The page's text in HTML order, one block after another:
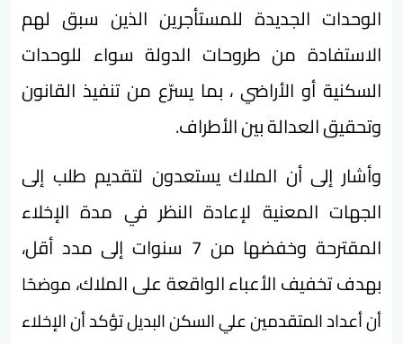
الوحدات الجديدة للمستأجرين الذين سبق لهم
الاستفادة من طروحات الدولة سواء للوحدات
السكنية أو الأراضي ، بما يسرّع من تنفيذ القانون
وتحقيق العدالة بين الأطراف.
وأشار إلى أن الملاك يستعدون لتقديم طلب إلى
الجهات المعنية لإعادة النظر في مدة الإخلاء
المقترحة وخفضها من 7 سنوات إلى مدد أقل،
بهدف تخفيف الأعباء الواقعة على الملاك، موضحًا
أنأعداد المتقدمين علي السكن البديل تؤكدأن الإخلاء